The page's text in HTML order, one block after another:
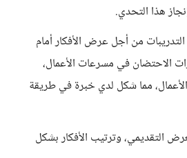
هذا التحدي.
من أجل عرض الأفكار أمام
الاحتضان في مسرعات الأعمال،
مما شكل لدي خبرة في طريقة
التقديمي، وترتيب الأفكار بشكل